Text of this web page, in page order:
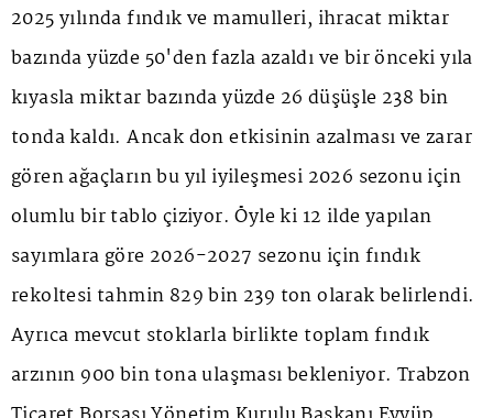
2025 yılında fındık ve mamulleri, ihracat miktar
bazında yüzde 50'den fazla azaldı ve bir önceki yıla
kıyasla miktar bazında yüzde 26 düşüşle 238 bin
tonda kaldı. Ancak don etkisinin azalması ve zarar
gören ağaçların bu yıl iyileşmesi 2026 sezonu için
olumlu bir tablo çiziyor. Öyle ki 12 ilde yapılan
sayımlara göre 2026-2027 sezonu için fındık
rekoltesi tahmin 829 bin 239 ton olarak belirlendi.
Ayrıca mevcut stoklarla birlikte toplam fındık
arzının 900 bin tona ulaşması bekleniyor. Trabzon